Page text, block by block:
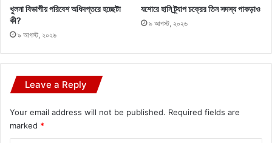
খুলনা বিভাগীয় পরিবেশ অধিদপ্তরে হচ্ছেটা
কী?
৯ আগস্ট, ২০২৬
যশোরে হানি ট্র্যাপ চক্রের তিন সদস্য পাকড়াও
৯ আগস্ট, ২০২৬
Leave a Reply
Your email address will not be published. Required fields are
marked *